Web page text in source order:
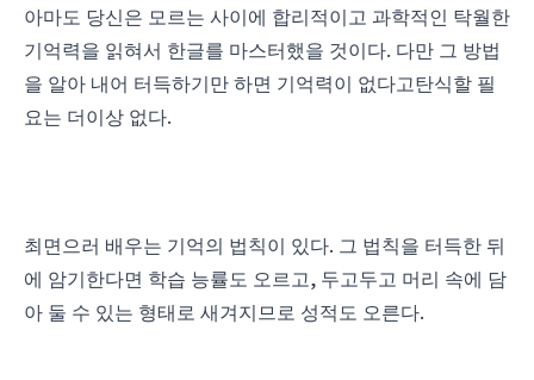
아마도 당신은 모르는 사이에 합리적이고 과학적인 탁월한
기억력을 읽혀서 한글를 마스터했을 것이다. 다만 그 방법
을 알아 내어 터득하기만 하면 기억력이 없다고탄식할 필
요는 더이상 없다.
최면으러 배우는 기억의 법칙이 있다. 그 법칙을 터득한 뒤
에 암기한다면 학습 능률도 오르고, 두고두고 머리 속에 담
아 둘 수 있는 형태로 새겨지므로 성적도 오른다.